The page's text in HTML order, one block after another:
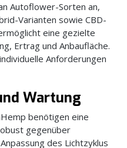
Autoflower-Sorten an,
Varianten sowie CBD-
eine gezielte
Ertrag und Anbaufläche.
Anforderungen
Wartung
benötigen eine
gegenüber
des Lichtzyklus